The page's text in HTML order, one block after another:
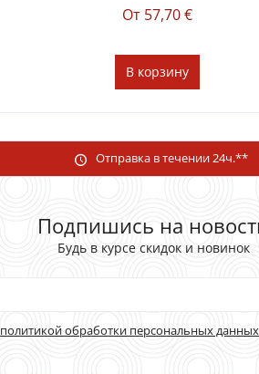
От 57,70 €
В корзину
Отправка в течении 24ч.**
Подпишись на
Будь в курсе скидок и новинок
политикой обработки персональных данных